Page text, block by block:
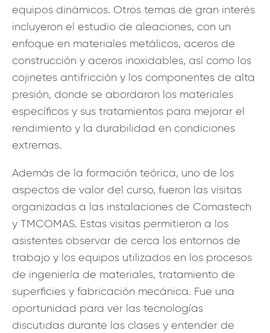
equipos dinámicos. Otros temas de gran interés
incluyeron el estudio de aleaciones, con un
enfoque en materiales metálicos, aceros de
construcción y aceros inoxidables, así como los
cojinetes antifricción y los componentes de alta
presión, donde se abordaron los materiales
específicos y sus tratamientos para mejorar el
rendimiento y la durabilidad en condiciones
extremas.
Además de la formación teórica, uno de los
aspectos de valor del curso, fueron las visitas
organizadas a las instalaciones de Comastech
y TMCOMAS. Estas visitas permitieron a los
asistentes observar de cerca los entornos de
trabajo y los equipos utilizados en los procesos
de ingeniería de materiales, tratamiento de
superficies y fabricación mecánica. Fue una
oportunidad para ver las tecnologías
discutidas durante las clases y entender de